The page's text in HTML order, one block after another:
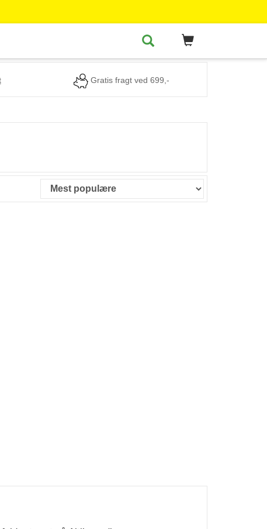
Gratis fragt ved 699,-